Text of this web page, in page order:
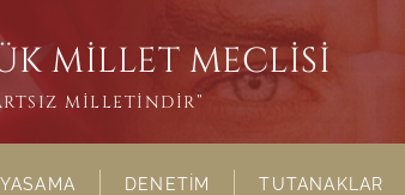
MİLLET MECLİSİ
MİLLETİNDİR”
YASAMA DENETİM TUTANAKLAR